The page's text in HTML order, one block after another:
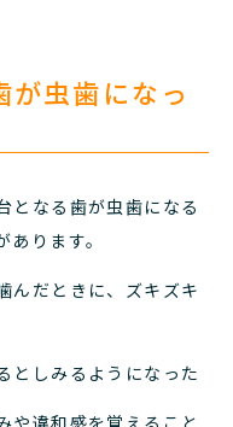
が虫歯になっ
となる歯が虫歯になる
ります。
んだときに、ズキズキ
としみるようになった
や違和感を覚えること